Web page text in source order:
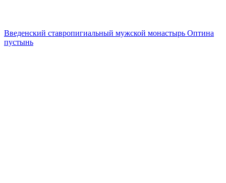
Введенский ставропигиальный мужской монастырь Оптина
пустынь